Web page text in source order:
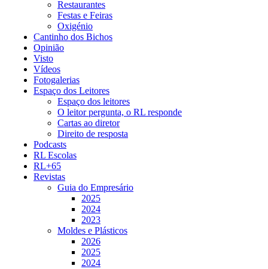
Restaurantes
Festas e Feiras
Oxigénio
Cantinho dos Bichos
Opinião
Visto
Vídeos
Fotogalerias
Espaço dos Leitores
Espaço dos leitores
O leitor pergunta, o RL responde
Cartas ao diretor
Direito de resposta
Podcasts
RL Escolas
RL+65
Revistas
Guia do Empresário
2025
2024
2023
Moldes e Plásticos
2026
2025
2024